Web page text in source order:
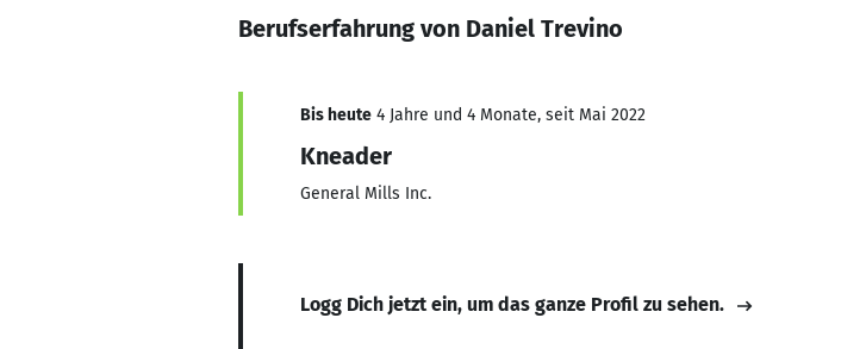
Berufserfahrung von Daniel Trevino
Bis heute 4 Jahre und 4 Monate, seit Mai 2022
Kneader
General Mills Inc.
Logg Dich jetzt ein, um das ganze Profil zu sehen.